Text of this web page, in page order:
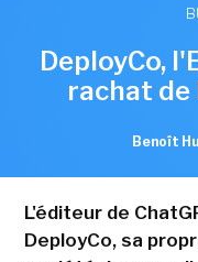
DeployCo,
rachat de
Benoît
L'éditeur de
DeployCo, sa